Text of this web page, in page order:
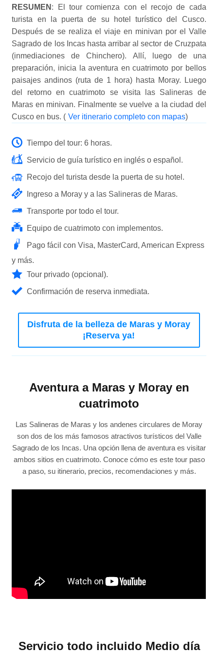
RESUMEN : El tour comienza con el recojo de cada
turista en la puerta de su hotel turístico del Cusco.
Después de se realiza el viaje en minivan por el Valle
Sagrado de los Incas hasta arribar al sector de Cruzpata
(inmediaciones de Chinchero). Allí, luego de una
preparación, inicia la aventura en cuatrimoto por bellos
paisajes andinos (ruta de 1 hora) hasta Moray. Luego
del retorno en cuatrimoto se visita las Salineras de
Maras en minivan. Finalmente se vuelve a la ciudad del
Cusco en bus. ( Ver itinerario completo con mapas)
Tiempo del tour: 6 horas.
Servicio de guía turístico en inglés o español.
Recojo del turista desde la puerta de su hotel.
Ingreso a Moray y a las Salineras de Maras.
Transporte por todo el tour.
Equipo de cuatrimoto con implementos.
Pago fácil con Visa, MasterCard, American Express
y más.
Tour privado (opcional).
Confirmación de reserva inmediata.
Disfruta de la belleza de Maras y Moray
¡Reserva ya!
Aventura a Maras y Moray en
cuatrimoto
Las Salineras de Maras y los andenes circulares de Moray
son dos de los más famosos atractivos turísticos del Valle
Sagrado de los Incas. Una opción llena de aventura es visitar
ambos sitios en cuatrimoto. Conoce cómo es este tour paso
a paso, su itinerario, precios, recomendaciones y más.
Servicio todo incluido Medio día